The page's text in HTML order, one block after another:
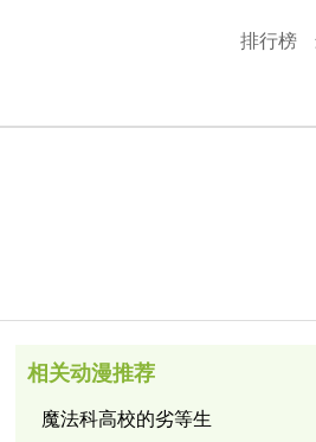
排行榜
相关动漫推荐
魔法科高校的劣等生